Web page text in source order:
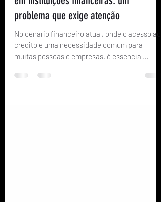
A venda casada na obtenção de crédito
em instituições financeiras: um
problema que exige atenção
No cenário financeiro atual, onde o acesso ao
muitas pessoas e empresas, é essencial
compreender os...